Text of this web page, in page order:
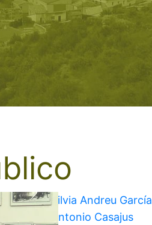
Silvia Andreu García
Antonio Casajus